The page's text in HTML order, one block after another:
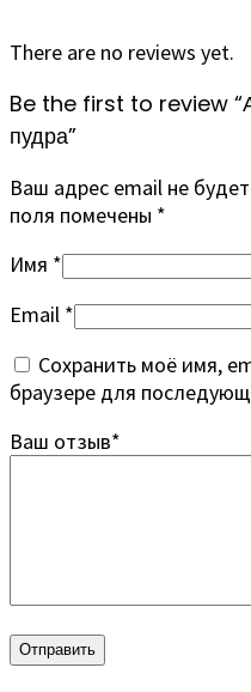
There are no reviews yet.
Be the first to review
пудра”
Ваш адрес email не
поля помечены *
Имя *
Email *
Сохранить моё имя,
браузере для
Ваш отзыв*